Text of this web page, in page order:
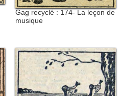
Gag recyclé : 174- La leçon de
musique